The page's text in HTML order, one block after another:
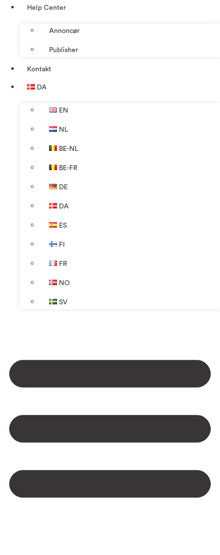
Help Center
Annoncør
Publisher
Kontakt
DA
EN
NL
BE-NL
BE-FR
DE
DA
ES
FI
FR
NO
SV